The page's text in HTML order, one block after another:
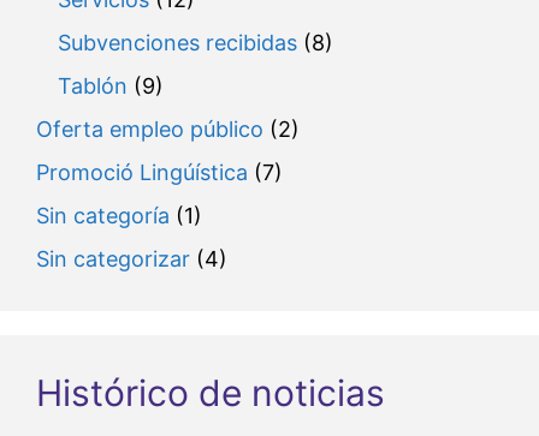
Subvenciones recibidas (8)
Tablón (9)
Oferta empleo público (2)
Promoció Lingúística (7)
Sin categoría (1)
Sin categorizar (4)
Histórico de noticias